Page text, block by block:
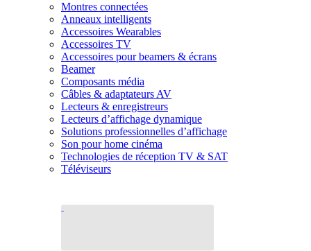
Montres connectées
Anneaux intelligents
Accessoires Wearables
Accessoires TV
Accessoires pour beamers & écrans
Beamer
Composants média
Câbles & adaptateurs AV
Lecteurs & enregistreurs
Lecteurs d’affichage dynamique
Solutions professionnelles d’affichage
Son pour home cinéma
Technologies de réception TV & SAT
Téléviseurs